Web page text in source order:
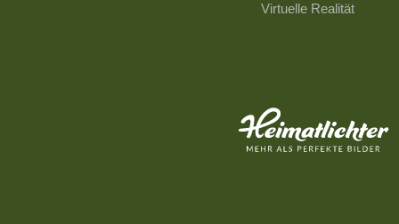
Virtuelle Realität